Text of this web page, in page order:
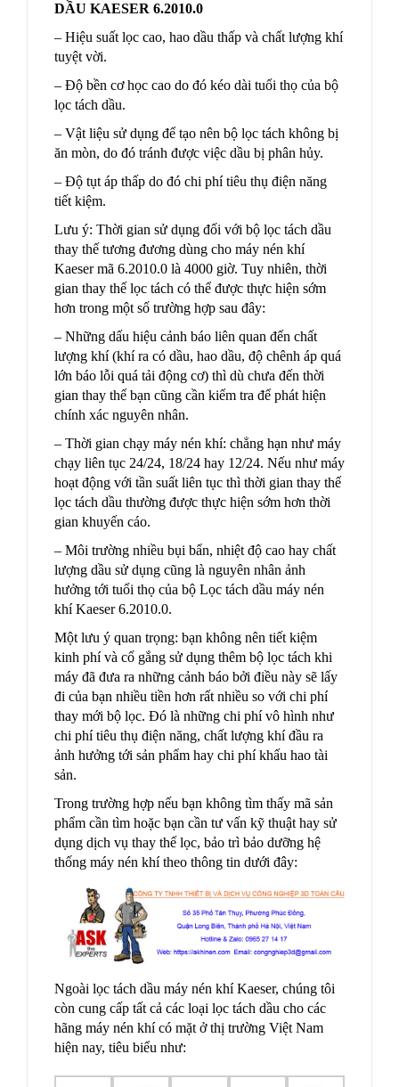
DẦU KAESER 6.2010.0
– Hiệu suất lọc cao, hao dầu thấp và chất lượng khí
tuyệt vời.
– Độ bền cơ học cao do đó kéo dài tuổi thọ của bộ
lọc tách dầu.
– Vật liệu sử dụng để tạo nên bộ lọc tách không bị
ăn mòn, do đó tránh được việc dầu bị phân hủy.
– Độ tụt áp thấp do đó chi phí tiêu thụ điện năng
tiết kiệm.
Lưu ý: Thời gian sử dụng đối với bộ lọc tách dầu
thay thế tương đương dùng cho máy nén khí
Kaeser mã 6.2010.0 là 4000 giờ. Tuy nhiên, thời
gian thay thế lọc tách có thể được thực hiện sớm
hơn trong một số trường hợp sau đây:
– Những dấu hiệu cảnh báo liên quan đến chất
lượng khí (khí ra có dầu, hao dầu, độ chênh áp quá
lớn báo lỗi quá tải động cơ) thì dù chưa đến thời
gian thay thế bạn cũng cần kiểm tra để phát hiện
chính xác nguyên nhân.
– Thời gian chạy máy nén khí: chẳng hạn như máy
chạy liên tục 24/24, 18/24 hay 12/24. Nếu như máy
hoạt động với tần suất liên tục thì thời gian thay thế
lọc tách dầu thường được thực hiện sớm hơn thời
gian khuyến cáo.
– Môi trường nhiều bụi bẩn, nhiệt độ cao hay chất
lượng dầu sử dụng cũng là nguyên nhân ảnh
hưởng tới tuổi thọ của bộ Lọc tách dầu máy nén
khí Kaeser 6.2010.0.
Một lưu ý quan trọng: bạn không nên tiết kiệm
kinh phí và cố gắng sử dụng thêm bộ lọc tách khi
máy đã đưa ra những cảnh báo bởi điều này sẽ lấy
đi của bạn nhiều tiền hơn rất nhiều so với chi phí
thay mới bộ lọc. Đó là những chi phí vô hình như
chi phí tiêu thụ điện năng, chất lượng khí đầu ra
ảnh hưởng tới sản phẩm hay chi phí khấu hao tài
sản.
Trong trường hợp nếu bạn không tìm thấy mã sản
phẩm cần tìm hoặc bạn cần tư vấn kỹ thuật hay sử
dụng dịch vụ thay thế lọc, bảo trì bảo dưỡng hệ
thống máy nén khí theo thông tin dưới đây:
Ngoài lọc tách dầu máy nén khí Kaeser, chúng tôi
còn cung cấp tất cả các loại lọc tách dầu cho các
hãng máy nén khí có mặt ở thị trường Việt Nam
hiện nay, tiêu biểu như: